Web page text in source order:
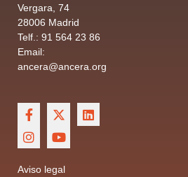
Vergara, 74
28006 Madrid
Telf.: 91 564 23 86
Email:
ancera@ancera.org
Aviso legal